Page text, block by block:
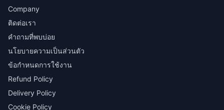
Company
ติดต่อเรา
คำถามที่พบบ่อย
นโยบายความเป็นส่วนตัว
ข้อกำหนดการใช้งาน
Refund Policy
Delivery Policy
Cookie Policy